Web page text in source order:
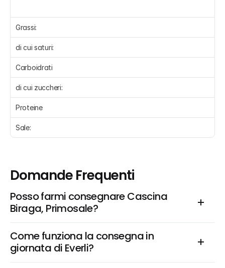
Grassi:
di cui saturi:
Carboidrati
di cui zuccheri:
Proteine
Sale:
Domande Frequenti
Posso farmi consegnare Cascina
Biraga, Primosale?
Come funziona la consegna in
giornata di Everli?